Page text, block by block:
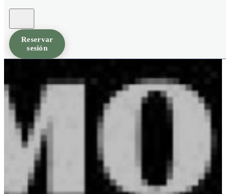
Reservar
sesión